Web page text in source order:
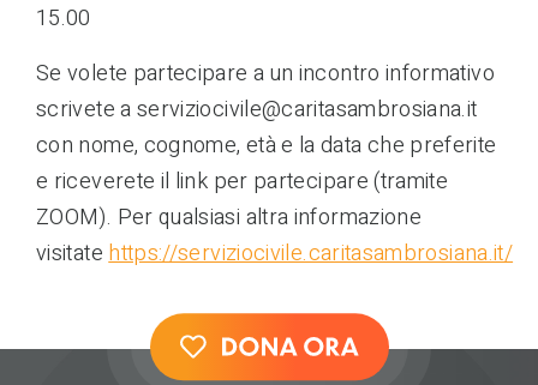
15.00
Se volete partecipare a un incontro informativo
scrivete a serviziocivile@caritasambrosiana.it
con nome, cognome, età e la data che preferite
e riceverete il link per partecipare (tramite
ZOOM). Per qualsiasi altra informazione
visitatehttps://serviziocivile.caritasambrosiana.it/